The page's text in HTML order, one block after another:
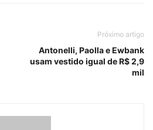
Próximo artigo
Antonelli, Paolla e Ewbank
usam vestido igual de R$ 2,9
mil